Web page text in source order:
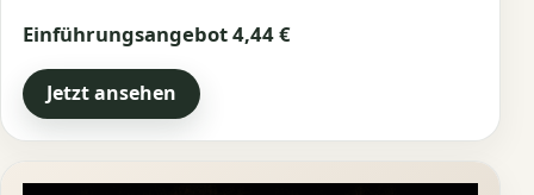
Einführungsangebot 4,44 €
Jetzt ansehen